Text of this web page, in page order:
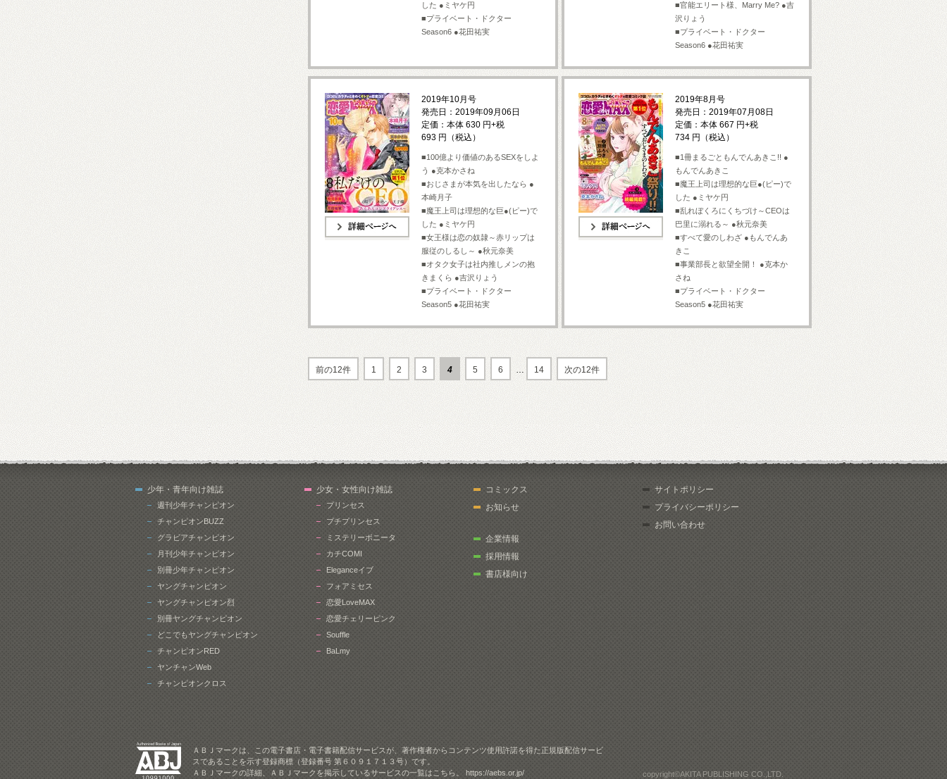
した ●ミヤケ円
■プライベート・ドクター
Season6 ●花田祐実
■官能エリート様、Marry Me? ●吉
沢りょう
■プライベート・ドクター
Season6 ●花田祐実
2019年10月号
発売日：2019年09月06日
定価：本体 630 円+税
693 円（税込）
■100億より価値のあるSEXをしよ
う ●克本かさね
■おじさまが本気を出したなら ●
本崎月子
■魔王上司は理想的な巨●(ピー)で
した ●ミヤケ円
■女王様は恋の奴隷～赤リップは
服従のしるし～ ●秋元奈美
■オタク女子は社内推しメンの抱
きまくら ●吉沢りょう
■プライベート・ドクター
Season5 ●花田祐実
2019年8月号
発売日：2019年07月08日
定価：本体 667 円+税
734 円（税込）
■1冊まるごともんでんあきこ!! ●
もんでんあきこ
■魔王上司は理想的な巨●(ピー)で
した ●ミヤケ円
■乱れぼくろにくちづけ～CEOは
巴里に溺れる～ ●秋元奈美
■すべて愛のしわざ ●もんでんあ
きこ
■事業部長と欲望全開！ ●克本か
さね
■プライベート・ドクター
Season5 ●花田祐実
前の12件 1 2 3 4 5 6 … 14 次の12件
少年・青年向け雑誌
週刊少年チャンピオン
チャンピオンBUZZ
グラビアチャンピオン
月刊少年チャンピオン
別冊少年チャンピオン
ヤングチャンピオン
ヤングチャンピオン烈
別冊ヤングチャンピオン
どこでもヤングチャンピオン
チャンピオンRED
ヤンチャンWeb
チャンピオンクロス
少女・女性向け雑誌
プリンセス
プチプリンセス
ミステリーボニータ
カチCOMI
Eleganceイブ
フォアミセス
恋愛LoveMAX
恋愛チェリーピンク
Souffle
BaLmy
コミックス
お知らせ
企業情報
採用情報
書店様向け
サイトポリシー
プライバシーポリシー
お問い合わせ
ＡＢＪマークは、この電子書店・電子書籍配信サービスが、著作権者からコンテンツ使用許諾を得た正規版配信サービ
スであることを示す登録商標（登録番号 第６０９１７１３号）です。
ＡＢＪマークの詳細、ＡＢＪマークを掲示しているサービスの一覧はこちら。https://aebs.or.jp/ copyright©AKITA PUBLISHING CO.,LTD.